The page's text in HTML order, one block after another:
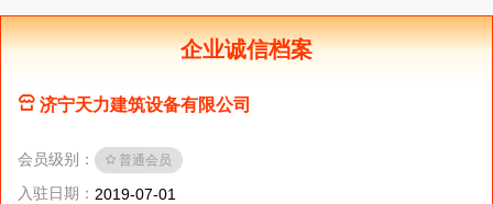
企业诚信档案
济宁天力建筑设备有限公司
会员级别： 普通会员
入驻日期： 2019-07-01